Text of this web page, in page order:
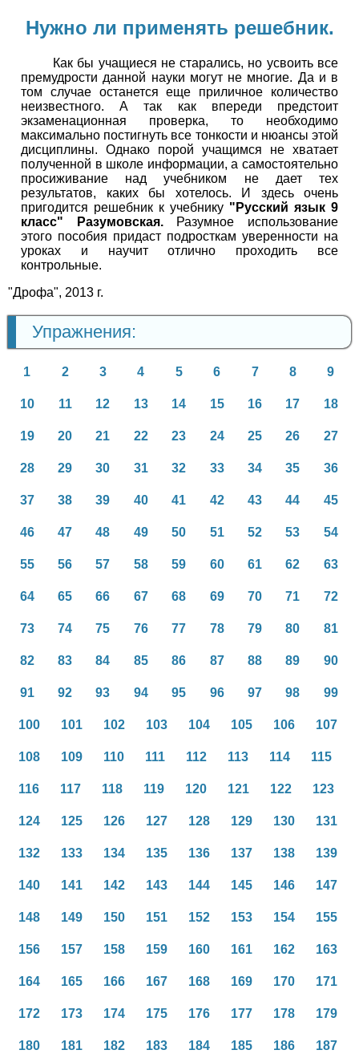
Нужно ли применять решебник.
Как бы учащиеся не старались, но усвоить все
премудрости данной науки могут не многие. Да и в
том случае останется еще приличное количество
неизвестного. А так как впереди предстоит
экзаменационная проверка, то необходимо
максимально постигнуть все тонкости и нюансы этой
дисциплины. Однако порой учащимся не хватает
полученной в школе информации, а самостоятельно
просиживание над учебником не дает тех
результатов, каких бы хотелось. И здесь очень
пригодится решебник к учебнику "Русский язык 9
класс" Разумовская.Разумное использование
этого пособия придаст подросткам уверенности на
уроках и научит отлично проходить все
контрольные.
"Дрофа", 2013 г.
Упражнения:
1 2 3 4 5 6 7 8 9
10 11 12 13 14 15 16 17 18
19 20 21 22 23 24 25 26 27
28 29 30 31 32 33 34 35 36
37 38 39 40 41 42 43 44 45
46 47 48 49 50 51 52 53 54
55 56 57 58 59 60 61 62 63
64 65 66 67 68 69 70 71 72
73 74 75 76 77 78 79 80 81
82 83 84 85 86 87 88 89 90
91 92 93 94 95 96 97 98 99
100 101 102 103 104 105 106 107
108 109 110 111 112 113 114 115
116 117 118 119 120 121 122 123
124 125 126 127 128 129 130 131
132 133 134 135 136 137 138 139
140 141 142 143 144 145 146 147
148 149 150 151 152 153 154 155
156 157 158 159 160 161 162 163
164 165 166 167 168 169 170 171
172 173 174 175 176 177 178 179
180 181 182 183 184 185 186 187